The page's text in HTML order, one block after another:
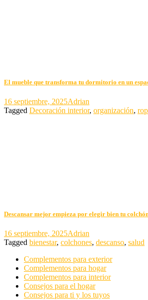
El mueble que transforma tu dormitorio en un
16 septiembre, 2025Adrian
Tagged Decoración interior, organización,
Descansar mejor empieza por elegir bien tu
16 septiembre, 2025Adrian
Tagged bienestar, colchones, descanso, salud
Complementos para exterior
Complementos para hogar
Complementos para interior
Consejos para el hogar
Consejos para ti y los tuyos